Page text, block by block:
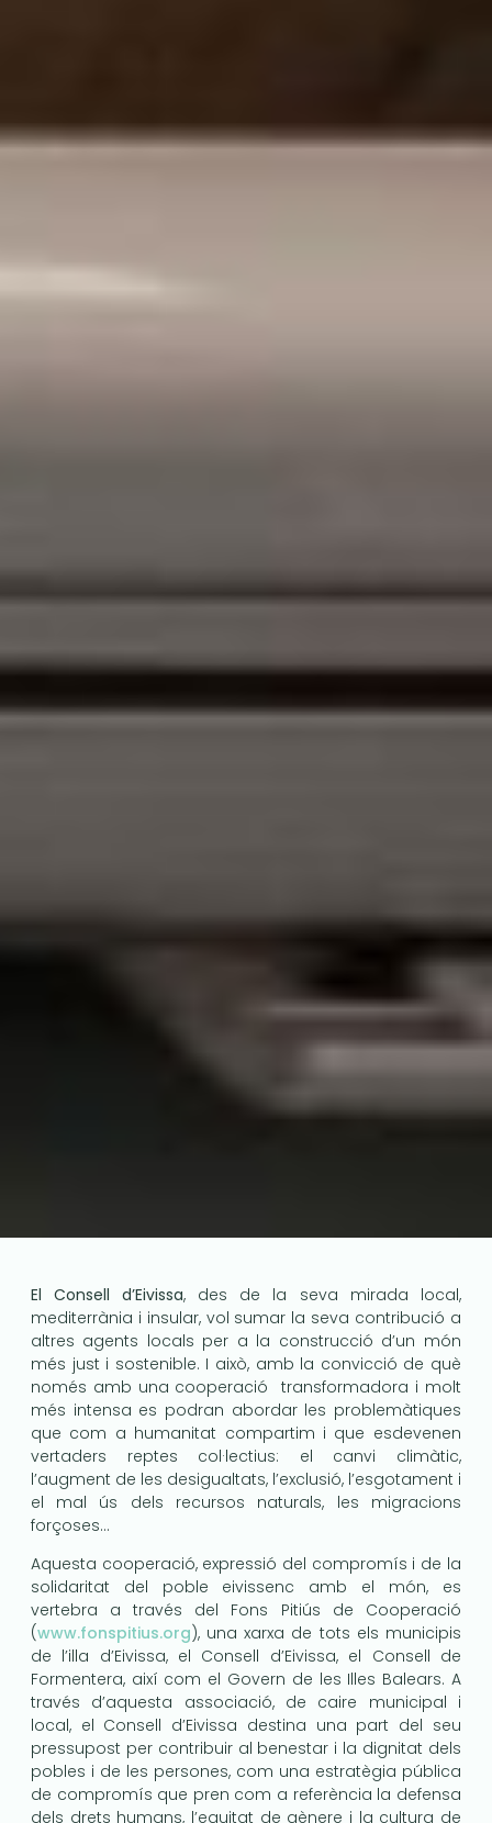
El Consell d’Eivissa, des de la seva mirada local,
mediterrània i insular, vol sumar la seva contribució a
altres agents locals per a la construcció d’un món
més just i sostenible. I això, amb la convicció de què
només amb una cooperació transformadora i molt
més intensa es podran abordar les problemàtiques
que com a humanitat compartim i que esdevenen
vertaders reptes col·lectius: el canvi climàtic,
l’augment de les desigualtats, l’exclusió, l’esgotament i
el mal ús dels recursos naturals, les migracions
forçoses…
Aquesta cooperació, expressió del compromís i de la
solidaritat del poble eivissenc amb el món, es
vertebra a través del Fons Pitiús de Cooperació
(www.fonspitius.org), una xarxa de tots els municipis
de l’illa d’Eivissa, el Consell d’Eivissa, el Consell de
Formentera, així com el Govern de les Illes Balears. A
través d’aquesta associació, de caire municipal i
local, el Consell d’Eivissa destina una part del seu
pressupost per contribuir al benestar i la dignitat dels
pobles i de les persones, com una estratègia pública
de compromís que pren com a referència la defensa
dels drets humans, l’equitat de gènere i la cultura de